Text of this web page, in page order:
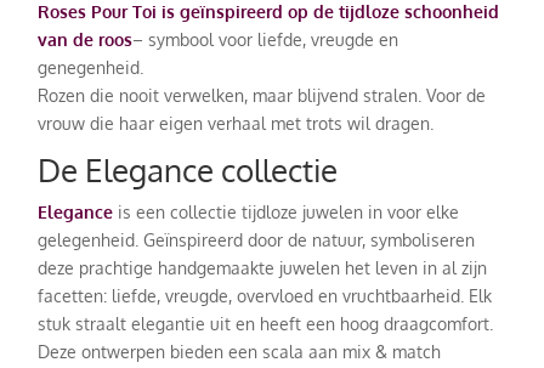
Roses Pour Toi is geïnspireerd op de tijdloze schoonheid
van de roos– symbool voor liefde, vreugde en
genegenheid.
Rozen die nooit verwelken, maar blijvend stralen. Voor de
vrouw die haar eigen verhaal met trots wil dragen.
De Elegance collectie
Elegance is een collectie tijdloze juwelen in voor elke
gelegenheid. Geïnspireerd door de natuur, symboliseren
deze prachtige handgemaakte juwelen het leven in al zijn
facetten: liefde, vreugde, overvloed en vruchtbaarheid. Elk
stuk straalt elegantie uit en heeft een hoog draagcomfort.
Deze ontwerpen bieden een scala aan mix & match